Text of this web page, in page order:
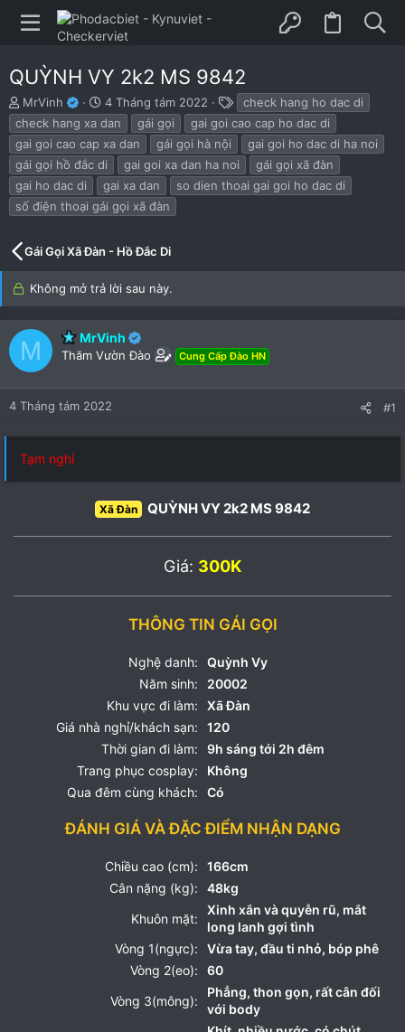
QUỲNH VY 2k2 MS 9842
B
ắ
t
đ
ầ
u
MrVinh
N
g
à
y
b
ắ
t
đ
u
4 Tháng tám 2022
h
ẻ
check hang ho dac di
check hang xa dan
gái gọi
gai goi cao cap ho dac di
gai goi cao cap xa dan
gái gọi hà nội
gai goi ho dac di ha noi
gái gọi hồ đắc di
gai goi xa dan ha noi
gái gọi xã đàn
gai ho dac di
gai xa dan
so dien thoai gai goi ho dac di
số điện thoại gái gọi xã đàn
Gái Gọi Xã Đàn - Hồ Đắc Di
Không mở trả lời sau này.
M MrVinh
Thăm Vườn Đào Cung Cấp Đào HN
4 Tháng tám 2022 #1
Tạm nghỉ
Xã Đàn QUỲNH VY 2k2 MS 9842
Giá: 300K
THÔNG TIN GÁI GỌI
Nghệ danh:
Quỳnh Vy
Năm sinh:
20002
Khu vực đi làm:
Xã Đàn
Giá nhà nghỉ/khách sạn:
120
Thời gian đi làm:
9h sáng tới 2h đêm
Trang phục cosplay:
Không
Qua đêm cùng khách:
Có
ĐÁNH GIÁ VÀ ĐẶC ĐIỂM NHẬN DẠNG
Chiều cao (cm):
166cm
Cân nặng (kg):
48kg
Khuôn mặt:
Xinh xắn và quyễn rũ, mắt
long lanh gợi tình
Vòng 1(ngực):
Vừa tay, đầu ti nhỏ, bóp phê
Vòng 2(eo):
60
Vòng 3(mông):
Phẳng, thon gọn, rất cân đối
với body